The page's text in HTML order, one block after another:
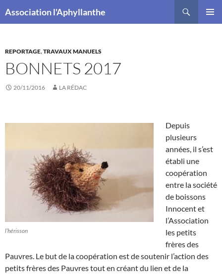
Association l'Aphyllanthe
REPORTAGE,TRAVAUX MANUELS
BONNETS 2017
20/11/2016 LA RÉDAC
l’hérisson
Depuis
plusieurs
années, il s’est
établi une
coopération
entre la société
de boissons
Innocent et
l’Association
les petits
frères des
Pauvres. Le but de la coopération est de soutenir l’action des
petits frères des Pauvres tout en créant du lien et de la